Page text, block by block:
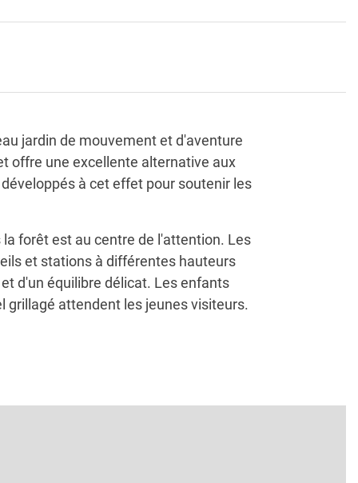
jardin de mouvement et d'aventure
offre une excellente alternative aux
à cet effet pour soutenir les
forêt est au centre de l'attention. Les
et stations à différentes hauteurs
d'un équilibre délicat. Les enfants
grillagé attendent les jeunes visiteurs.